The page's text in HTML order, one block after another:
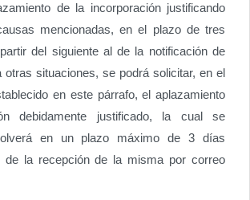
de la incorporación justificando
mencionadas, en el plazo de tres
del siguiente al de la notificación de
otras situaciones, se podrá solicitar, en el
en este párrafo, el aplazamiento
debidamente justificado, la cual se
en un plazo máximo de 3 días
de la recepción de la misma por correo